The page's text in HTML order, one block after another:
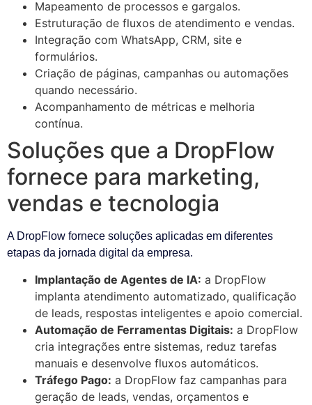
Mapeamento de processos e gargalos.
Estruturação de fluxos de atendimento e vendas.
Integração com WhatsApp, CRM, site e
formulários.
Criação de páginas, campanhas ou automações
quando necessário.
Acompanhamento de métricas e melhoria
contínua.
Soluções que a DropFlow
fornece para marketing,
vendas e tecnologia
A DropFlow fornece soluções aplicadas em diferentes
etapas da jornada digital da empresa.
Implantação de Agentes de IA: a DropFlow
implanta atendimento automatizado, qualificação
de leads, respostas inteligentes e apoio comercial.
Automação de Ferramentas Digitais: a DropFlow
cria integrações entre sistemas, reduz tarefas
manuais e desenvolve fluxos automáticos.
Tráfego Pago: a DropFlow faz campanhas para
geração de leads, vendas, orçamentos e